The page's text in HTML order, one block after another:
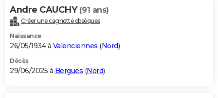
Andre CAUCHY (91 ans)
Créer une cagnotte obsèques
Naissance
26/05/1934 à Valenciennes (Nord)
Décès
29/06/2025 à Bergues (Nord)